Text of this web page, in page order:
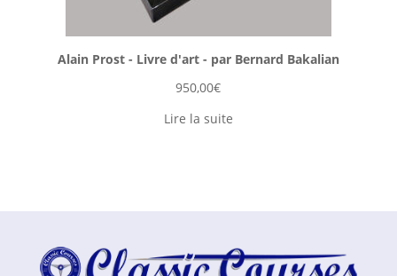
Alain Prost - Livre d'art - par Bernard Bakalian
950,00€
Lire la suite